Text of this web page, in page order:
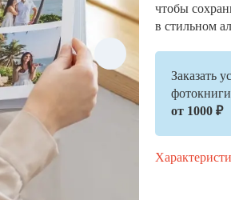
чтобы
в стильном
Заказать
фотокниги
от 1000 ₽